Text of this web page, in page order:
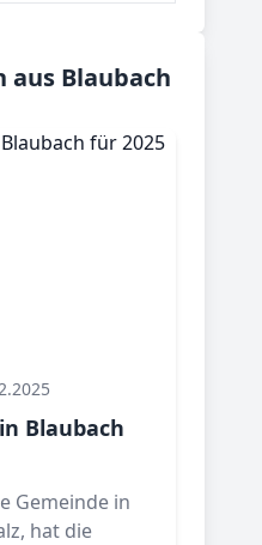
aus Blaubach
Blaubach
Gemeinde in
hat die